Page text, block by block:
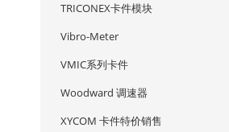
TRICONEX卡件模块
Vibro-Meter
VMIC系列卡件
Woodward 调速器
XYCOM 卡件特价销售